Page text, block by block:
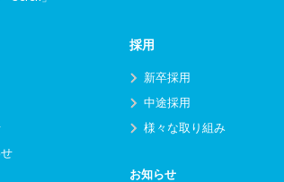
採用
新卒採用
中途採用
様々な取り組み
お知らせ